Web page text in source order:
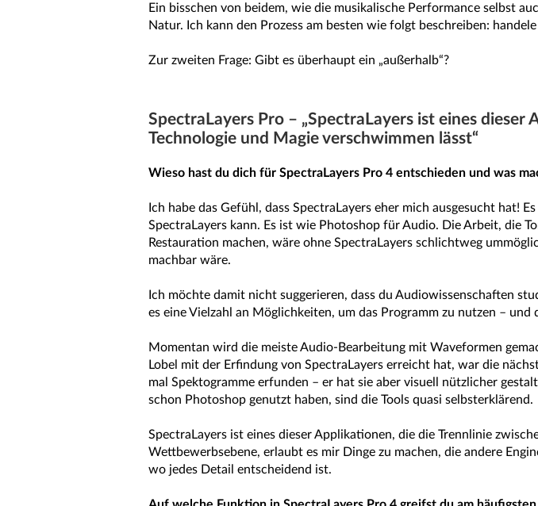
Ein bisschen von beidem, wie die musikalische Performance selbst
Natur. Ich kann den Prozess am besten wie folgt beschreiben:
Zur zweiten Frage: Gibt es überhaupt ein „außerhalb“?
SpectraLayers Pro – „SpectraLayers ist eines
Technologie und Magie verschwimmen lässt“
Wieso hast du dich für SpectraLayers Pro 4 entschieden und was
Ich habe das Gefühl, dass SpectraLayers eher mich ausgesucht hat!
SpectraLayers kann. Es ist wie Photoshop für Audio. Die Arbeit, die
Restauration machen, wäre ohne SpectraLayers schlichtweg
machbar wäre.
Ich möchte damit nicht suggerieren, dass du Audiowissenschaften
es eine Vielzahl an Möglichkeiten, um das Programm zu nutzen – und
Momentan wird die meiste Audio-Bearbeitung mit Waveformen
Lobel mit der Erfindung von SpectraLayers erreicht hat, war die
mal Spektogramme erfunden – er hat sie aber visuell nützlicher
schon Photoshop genutzt haben, sind die Tools quasi selbsterklärend.
SpectraLayers ist eines dieser Applikationen, die die Trennlinie
Wettbewerbsebene, erlaubt es mir Dinge zu machen, die andere
wo jedes Detail entscheidend ist.